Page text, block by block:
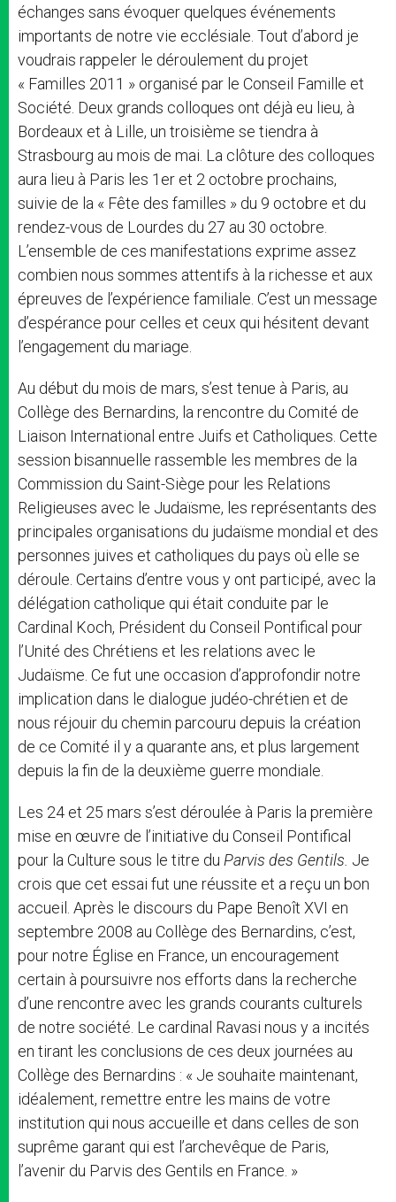
échanges sans évoquer quelques événements
importants de notre vie ecclésiale. Tout d’abord je
voudrais rappeler le déroulement du projet
« Familles 2011 » organisé par le Conseil Famille et
Société. Deux grands colloques ont déjà eu lieu, à
Bordeaux et à Lille, un troisième se tiendra à
Strasbourg au mois de mai. La clôture des colloques
aura lieu à Paris les 1er et 2 octobre prochains,
suivie de la « Fête des familles » du 9 octobre et du
rendez-vous de Lourdes du 27 au 30 octobre.
L’ensemble de ces manifestations exprime assez
combien nous sommes attentifs à la richesse et aux
épreuves de l’expérience familiale. C’est un message
d’espérance pour celles et ceux qui hésitent devant
l’engagement du mariage.
Au début du mois de mars, s’est tenue à Paris, au
Collège des Bernardins, la rencontre du Comité de
Liaison International entre Juifs et Catholiques. Cette
session bisannuelle rassemble les membres de la
Commission du Saint-Siège pour les Relations
Religieuses avec le Judaïsme, les représentants des
principales organisations du judaïsme mondial et des
personnes juives et catholiques du pays où elle se
déroule. Certains d’entre vous y ont participé, avec la
délégation catholique qui était conduite par le
Cardinal Koch, Président du Conseil Pontifical pour
l’Unité des Chrétiens et les relations avec le
Judaïsme. Ce fut une occasion d’approfondir notre
implication dans le dialogue judéo-chrétien et de
nous réjouir du chemin parcouru depuis la création
de ce Comité il y a quarante ans, et plus largement
depuis la fin de la deuxième guerre mondiale.
Les 24 et 25 mars s’est déroulée à Paris la première
mise en œuvre de l’initiative du Conseil Pontifical
pour la Culture sous le titre du Parvis des Gentils. Je
crois que cet essai fut une réussite et a reçu un bon
accueil. Après le discours du Pape Benoît XVI en
septembre 2008 au Collège des Bernardins, c’est,
pour notre Église en France, un encouragement
certain à poursuivre nos efforts dans la recherche
d’une rencontre avec les grands courants culturels
de notre société. Le cardinal Ravasi nous y a incités
en tirant les conclusions de ces deux journées au
Collège des Bernardins : « Je souhaite maintenant,
idéalement, remettre entre les mains de votre
institution qui nous accueille et dans celles de son
suprême garant qui est l’archevêque de Paris,
l’avenir du Parvis des Gentils en France. »